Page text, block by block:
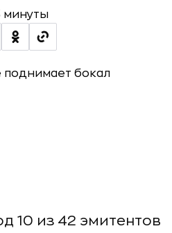
минуты
10 из 42 эмитентов